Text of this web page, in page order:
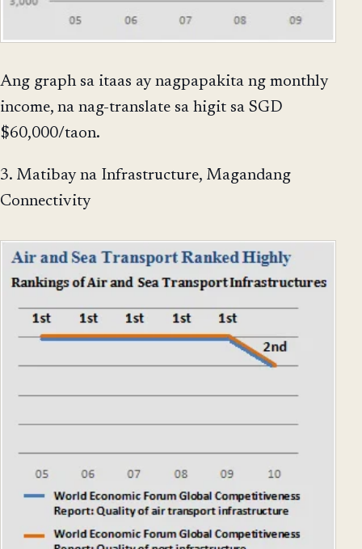
Ang graph sa itaas ay nagpapakita ng monthly
income, na nag-translate sa higit sa SGD
$60,000/taon.
3. Matibay na Infrastructure, Magandang
Connectivity